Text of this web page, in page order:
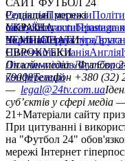
САЙТ ФУТБОЛ 24
РедакціяПрогнози
сайтуКонтактиПравила
політикаСтруктура
Соціальні мережі
facebookxyoutube
УКРАЇНА
УкраїнаПерша лігаДруга
ЧЕМПІОНАТИ
НімеччинаІспаніяАнглія
ЄВРОКУБКИ
Ліга чемпіонівЛіга
конференцій
Онлайн-медіа «Футбол
79008Телефон +380 (32)
— legal@24tv.com.ua
суб’єктів у сфері медіа
21+Матеріали сайту
При цитуванні і
на "Футбол 24"
мережі Інтернет